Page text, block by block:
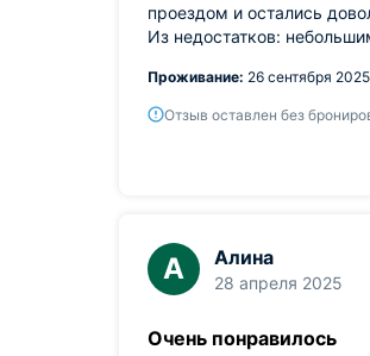
проездом и остались
Из недостатков:
Проживание: 26 сентября
Отзыв оставлен без
А Алина
28 апреля 2025
Очень понравилось